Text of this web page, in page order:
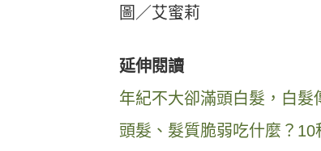
圖／艾蜜莉
延伸閱讀
年紀不大卻滿頭白髮，白髮
頭髮、髮質脆弱吃什麼？10